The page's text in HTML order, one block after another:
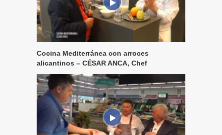
Cocina Mediterránea con arroces
alicantinos – CÉSAR ANCA, Chef